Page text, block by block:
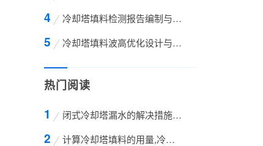
冷却塔填料检测报告编制与解读全攻略——从标
冷却塔填料波高优化设计与工程应用全解析——
热门阅读
闭式冷却塔漏水的解决措施方案
计算冷却塔填料的用量,冷却塔填料的计算方法